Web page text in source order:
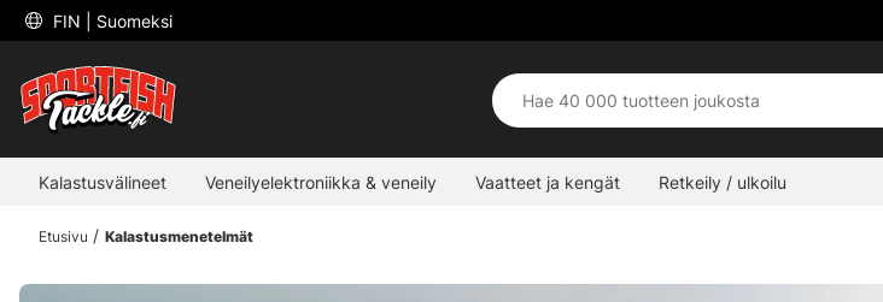
FIN | Suomeksi
Kalastusvälineet Veneilyelektroniikka & veneily Vaatteet ja kengät Retkeily / ulkoilu
Etusivu Kalastusmenetelmät